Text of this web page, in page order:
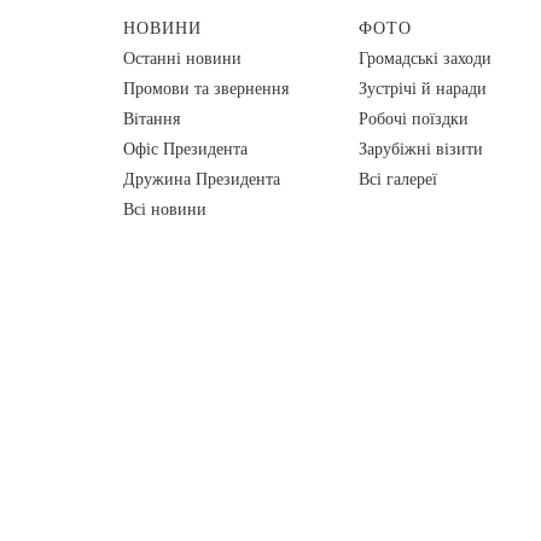
НОВИНИ
Останні новини
Промови та звернення
Вiтання
Офіс Президента
Дружина Президента
Всі новини
ФОТО
Громадські заходи
Зустрічі й наради
Робочі поїздки
Зарубіжні візити
Всі галереї